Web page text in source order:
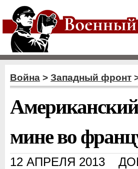
Война > Западный фронт
мине во
12 АПРЕЛЯ 2013